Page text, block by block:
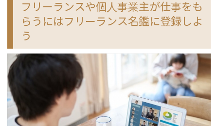
フリーランスや個人事業主が仕事をも
らうにはフリーランス名鑑に登録しよ
う